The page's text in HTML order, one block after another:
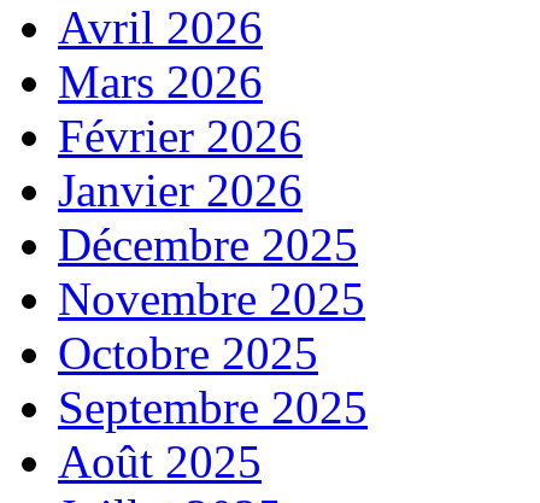
Avril 2026
Mars 2026
Février 2026
Janvier 2026
Décembre 2025
Novembre 2025
Octobre 2025
Septembre 2025
Août 2025